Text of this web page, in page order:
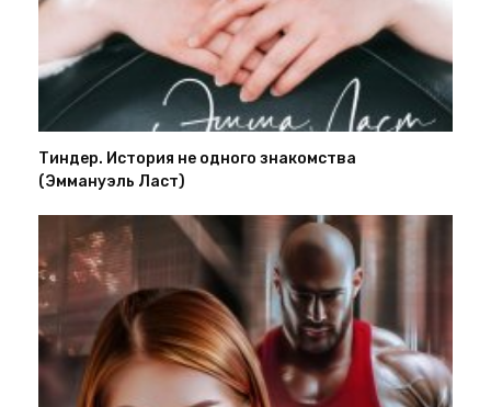
Тиндер. История не одного знакомства
(Эммануэль Ласт)